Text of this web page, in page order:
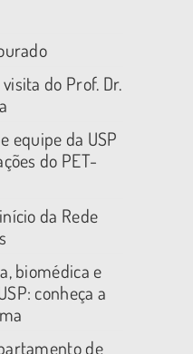
do Prof. Dr.
equipe da USP
do PET-
da Rede
biomédica e
conheça a
de